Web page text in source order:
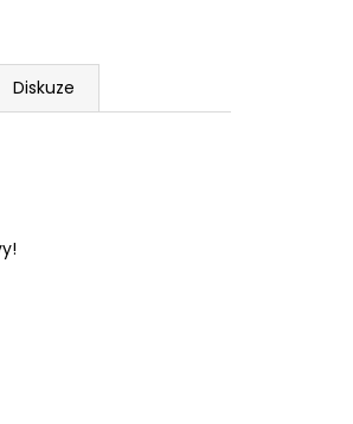
Diskuze